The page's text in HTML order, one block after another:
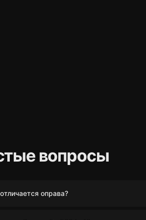
вопросы
оправа?